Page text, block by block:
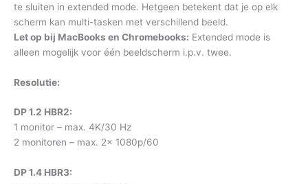
te sluiten in extended mode. Hetgeen betekent dat je op elk
scherm kan multi-tasken met verschillend beeld.
Let op bij MacBooks en Chromebooks: Extended mode is
alleen mogelijk voor één beeldscherm i.p.v. twee.
Resolutie:
DP 1.2 HBR2:
1 monitor – max. 4K/30 Hz
2 monitoren – max. 2x 1080p/60
DP 1.4 HBR3: